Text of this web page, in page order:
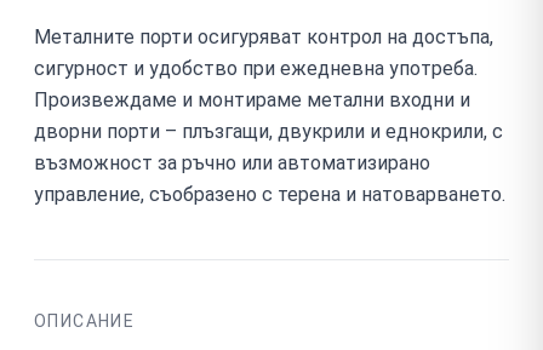
Металните порти осигуряват контрол на достъпа,
сигурност и удобство при ежедневна употреба.
Произвеждаме и монтираме метални входни и
дворни порти – плъзгащи, двукрили и еднокрили, с
възможност за ръчно или автоматизирано
управление, съобразено с терена и натоварването.
ОПИСАНИЕ